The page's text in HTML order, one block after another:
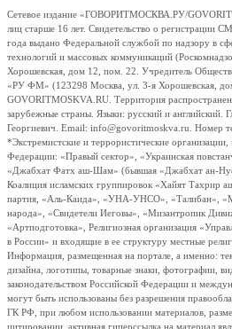
Сетевое издание «ГОВОРИТМОСКВА.РУ/
лиц старше 16 лет. Свидетельство о
года выдано Федеральной службой по надзору в
технологий и массовых коммуникаций
Хорошевская, дом 12, пом. 22. Учредитель
«РУ ФМ» (123298 Москва, ул. 3-я Хорошевская,
GOVORITMOSKVA.RU. Территория
зарубежные страны. Языки: русский и английский.
Георгиевич. Email: info@govoritmoskva.ru. Номер
*Экстремистские и террористические
Федерации: «Правый сектор», «Украинская
«Джабхат Фатх аш-Шам» (бывшая «Джабхат ан-
Коалиция исламских группировок «Хайят Тахрир
партия, «Аль-Каида», «УНА-УНСО», «Талибан»,
народа», «Свидетели Иеговы», «Мизантропик
«Артподготовка», Религиозная организация
в России» и входящие в ее структуру местные
Информация, размещенная на портале, а именно:
дизайна, логотипы, товарные знаки, фотографии,
законодательством Российской Федерации и
могут быть использованы без разрешения
ГК РФ, при любом использовании материалов,
цитировании, активная гиперссылка на материал